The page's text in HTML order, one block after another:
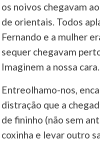
os noivos chegavam
de orientais. Todos
Fernando e a mulher
sequer chegavam
Imaginem a nossa cara.
Entreolhamo-nos,
distração que a
de fininho (não sem
coxinha e levar outro